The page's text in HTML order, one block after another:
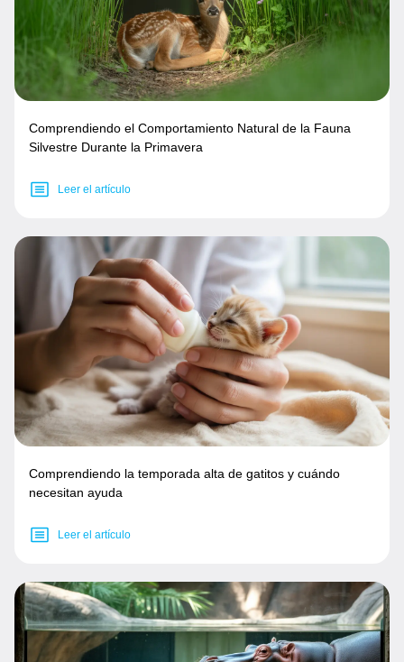
Comprendiendo el Comportamiento Natural de la Fauna
Silvestre Durante la Primavera
Leer el artículo
Comprendiendo la temporada alta de gatitos y cuándo
necesitan ayuda
Leer el artículo